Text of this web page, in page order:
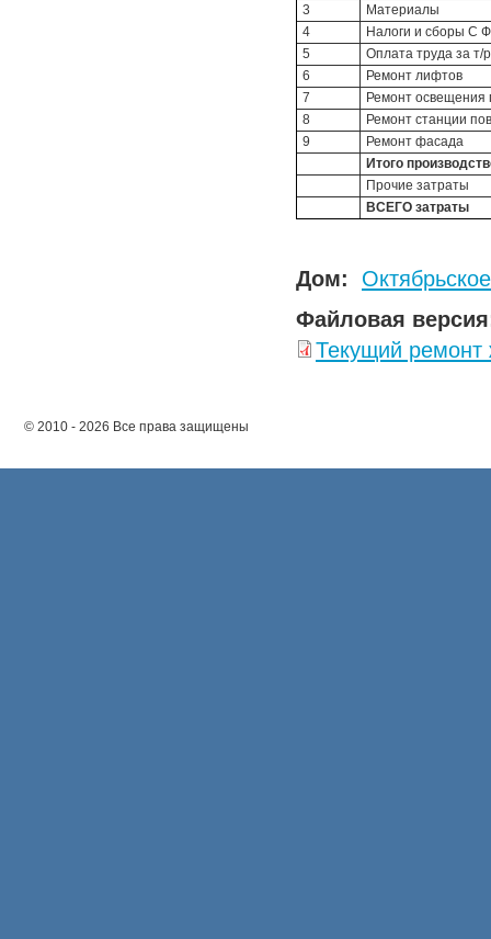
3
Материалы
4
Налоги и сборы С
5
Оплата труда за т/р
6
Ремонт лифтов
7
Ремонт освещения
8
Ремонт станции
9
Ремонт фасада
Итого
Прочие затраты
ВСЕГО затраты
Дом:
Файловая
Текущий ремонт
© 2010 - 2026 Все права защищены